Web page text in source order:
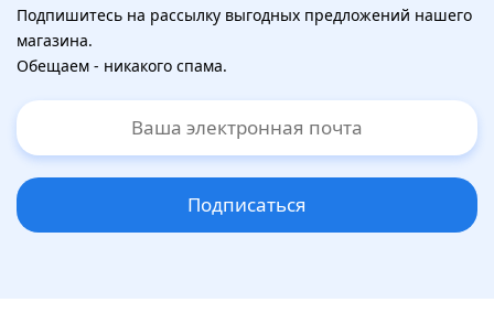
Подпишитесь на рассылку выгодных предложений нашего
магазина.
Обещаем - никакого спама.
Подписаться